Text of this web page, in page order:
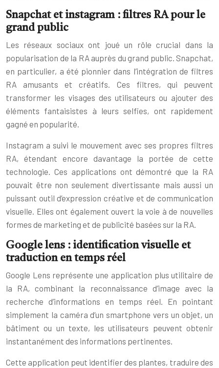
Snapchat et instagram : filtres RA pour le
grand public
Les réseaux sociaux ont joué un rôle crucial dans la
popularisation de la RA auprès du grand public. Snapchat,
en particulier, a été pionnier dans l’intégration de filtres
RA amusants et créatifs. Ces filtres, qui peuvent
transformer les visages des utilisateurs ou ajouter des
éléments fantaisistes à leurs selfies, ont rapidement
gagné en popularité.
Instagram a suivi le mouvement avec ses propres filtres
RA, étendant encore davantage la portée de cette
technologie. Ces applications ont démontré que la RA
pouvait être non seulement divertissante mais aussi un
puissant outil d’expression créative et de communication
visuelle. Elles ont également ouvert la voie à de nouvelles
formes de marketing et de publicité basées sur la RA.
Google lens : identification visuelle et
traduction en temps réel
Google Lens représente une application plus utilitaire de
la RA, combinant la reconnaissance d’image avec la
recherche d’informations en temps réel. En pointant
simplement la caméra d’un smartphone vers un objet, un
bâtiment ou un texte, les utilisateurs peuvent obtenir
instantanément des informations pertinentes.
Cette application peut identifier des plantes, traduire des